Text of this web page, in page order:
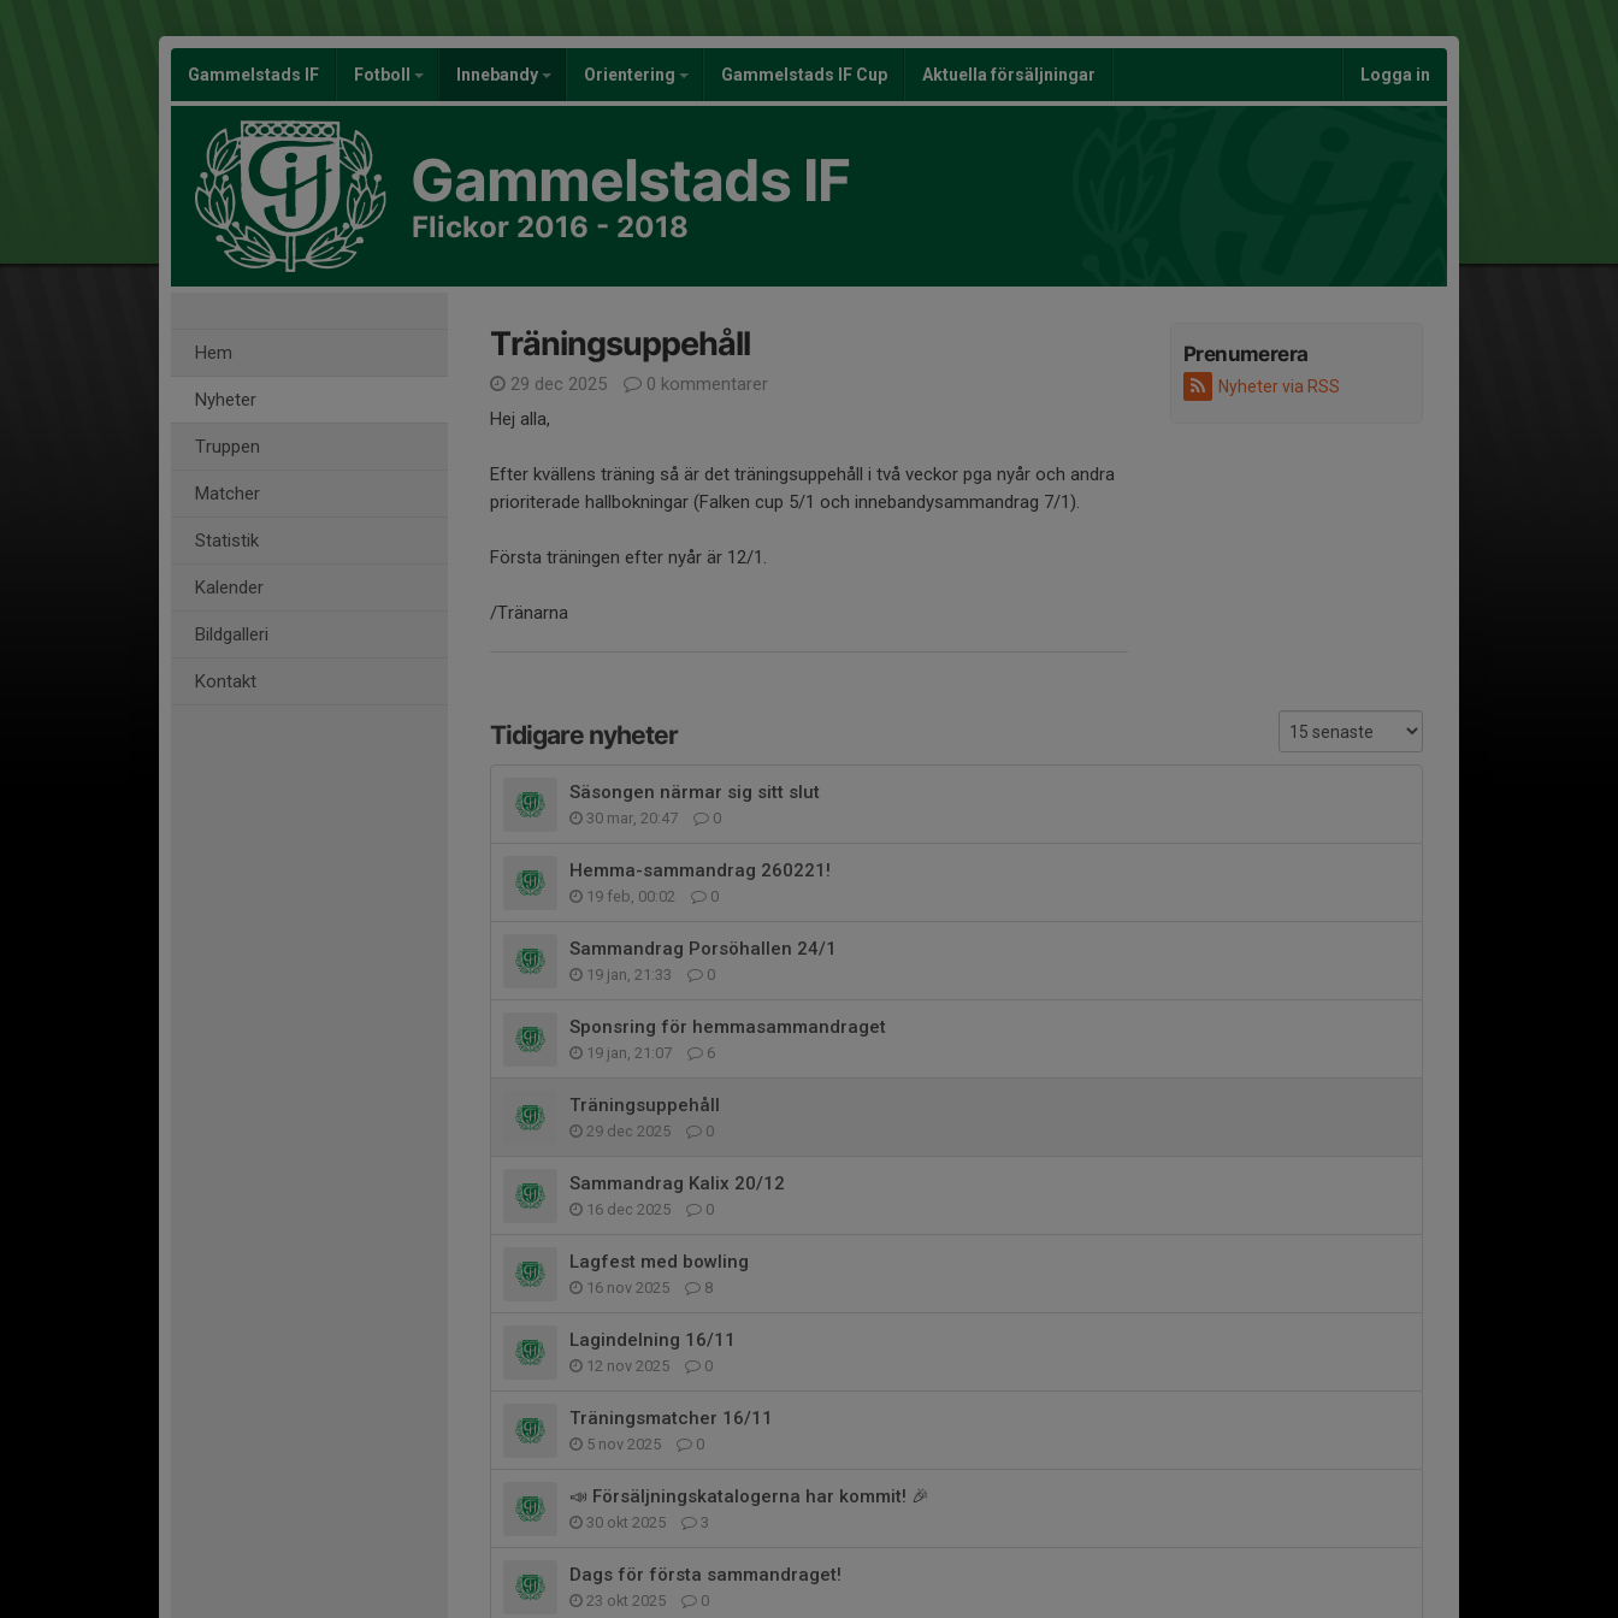
Gammelstads IF Fotboll Innebandy Orientering Gammelstads IF Cup Aktuella försäljningar Logga in
Gammelstads IF
Flickor 2016 - 2018
Hem
Nyheter
Truppen
Matcher
Statistik
Kalender
Bildgalleri
Kontakt
Prenumerera
Nyheter via RSS
Träningsuppehåll
29 dec 2025
0 kommentarer
Hej alla,
Efter kvällens träning så är det träningsuppehåll i två veckor pga nyår och andra
prioriterade hallbokningar (Falken cup 5/1 och innebandysammandrag 7/1).
Första träningen efter nyår är 12/1.
/Tränarna
Tidigare nyheter
Säsongen närmar sig sitt slut
30 mar, 20:47 0
Hemma-sammandrag 260221!
19 feb, 00:02 0
Sammandrag Porsöhallen 24/1
19 jan, 21:33 0
Sponsring för hemmasammandraget
19 jan, 21:07 6
Träningsuppehåll
29 dec 2025 0
Sammandrag Kalix 20/12
16 dec 2025 0
Lagfest med bowling
16 nov 2025 8
Lagindelning 16/11
12 nov 2025 0
Träningsmatcher 16/11
5 nov 2025 0
📣 Försäljningskatalogerna har kommit! 🎉
30 okt 2025 3
Dags för första sammandraget!
23 okt 2025 0